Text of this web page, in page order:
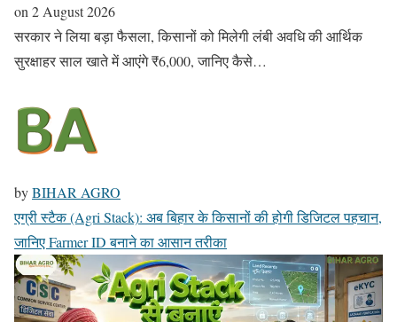
on 2 August 2026
सरकार ने लिया बड़ा फैसला, किसानों को मिलेगी लंबी अवधि की आर्थिक
सुरक्षाहर साल खाते में आएंगे ₹6,000, जानिए कैसे…
byBIHAR AGRO
एग्री स्टैक (Agri Stack): अब बिहार के किसानों की होगी डिजिटल पहचान,
जानिए Farmer ID बनाने का आसान तरीका